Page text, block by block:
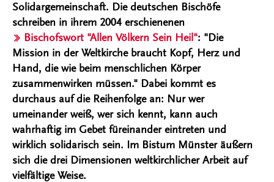
Solidargemeinschaft. Die deutschen Bischöfe
schreiben in ihrem 2004 erschienenen
Bischofswort "Allen Völkern Sein Heil": "Die
Mission in der Weltkirche braucht Kopf, Herz und
Hand, die wie beim menschlichen Körper
zusammenwirken müssen." Dabei kommt es
durchaus auf die Reihenfolge an: Nur wer
umeinander weiß, wer sich kennt, kann auch
wahrhaftig im Gebet füreinander eintreten und
wirklich solidarisch sein. Im Bistum Münster äußern
sich die drei Dimensionen weltkirchlicher Arbeit auf
vielfältige Weise.